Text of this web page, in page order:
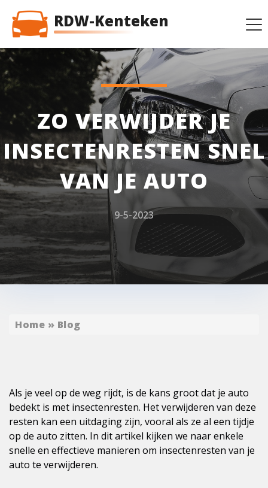
RDW-Kenteken
ZO VERWIJDER JE
INSECTENRESTEN SNEL
VAN JE AUTO
9-5-2023
Home » Blog
Als je veel op de weg rijdt, is de kans groot dat je auto
bedekt is met insectenresten. Het verwijderen van deze
resten kan een uitdaging zijn, vooral als ze al een tijdje
op de auto zitten. In dit artikel kijken we naar enkele
snelle en effectieve manieren om insectenresten van je
auto te verwijderen.